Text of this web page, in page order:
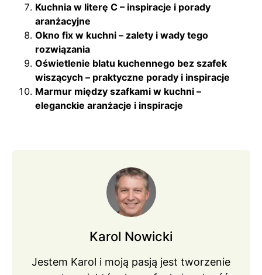
Kuchnia w literę C – inspiracje i porady
aranżacyjne
Okno fix w kuchni – zalety i wady tego
rozwiązania
Oświetlenie blatu kuchennego bez szafek
wiszących – praktyczne porady i inspiracje
Marmur między szafkami w kuchni –
eleganckie aranżacje i inspiracje
Karol Nowicki
Jestem Karol i moją pasją jest tworzenie